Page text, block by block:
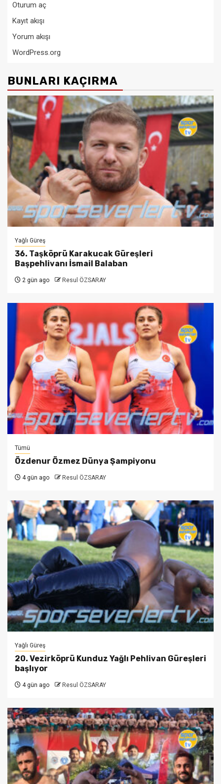
Oturum aç
Kayıt akışı
Yorum akışı
WordPress.org
BUNLARI KAÇIRMA
Yağlı Güreş
36. Taşköprü Karakucak Güreşleri
Başpehlivanı İsmail Balaban
2 gün ago Resul ÖZSARAY
Tümü
Özdenur Özmez Dünya Şampiyonu
4 gün ago Resul ÖZSARAY
Yağlı Güreş
20. Vezirköprü Kunduz Yağlı Pehlivan Güreşleri
başlıyor
4 gün ago Resul ÖZSARAY